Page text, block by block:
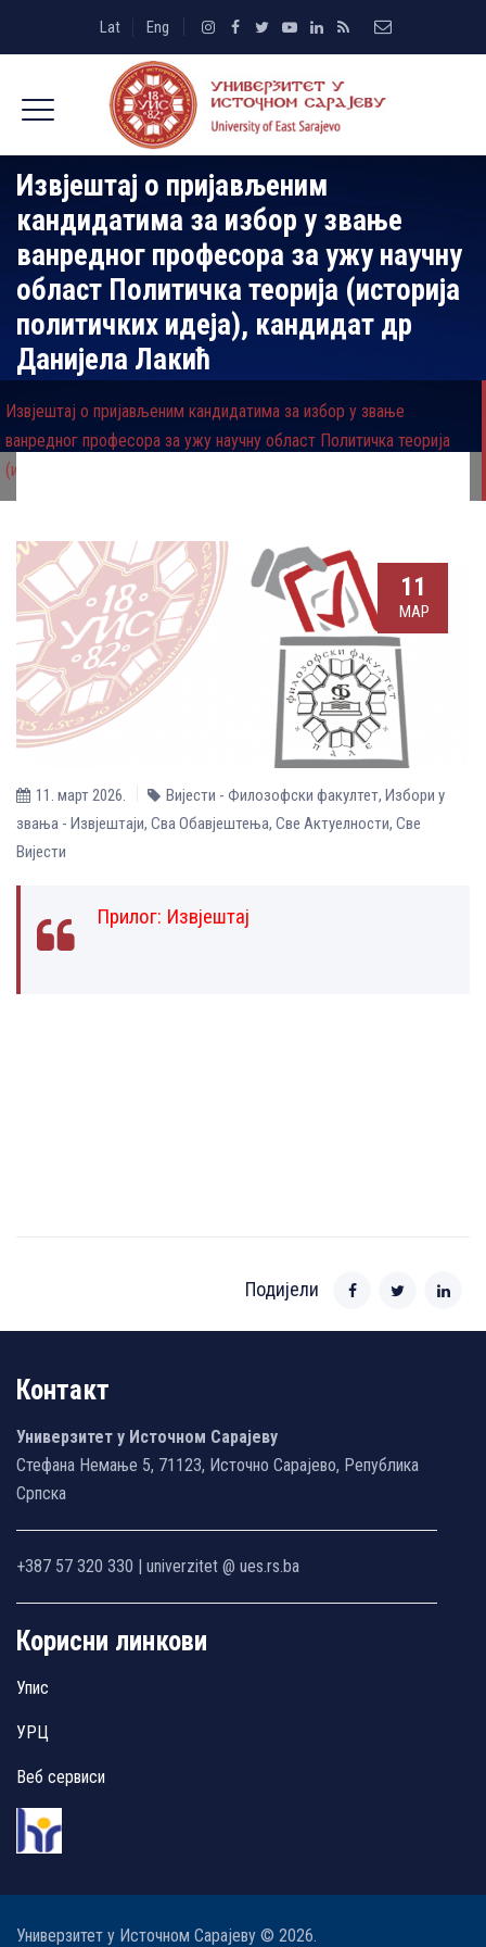
Lat Eng
Извјештај о пријављеним
кандидатима за избор у звање
ванредног професора за ужу научну
област Политичка теорија (историја
политичких идеја), кандидат др
Данијела Лакић
Извјештај о пријављеним кандидатима за избор у звање
ванредног професора за ужу научну област Политичка теорија
(историја политичких идеја), кандидат др Данијела Лакић
11
МАР
11. март 2026. Вијести - Филозофски факултет, Избори у
звања - Извјештаји, Сва Обавјештења, Све Aктуелности, Све
Вијести
Прилог: Извјештај
Подијели
Контакт
Универзитет у Источном Сарајеву
Стефана Немање 5, 71123, Источно Сарајево, Република
Српска
+387 57 320 330 | univerzitet @ ues.rs.ba
Корисни линкови
Упис
УРЦ
Веб сервиси
Универзитет у Источном Сарајеву © 2026.